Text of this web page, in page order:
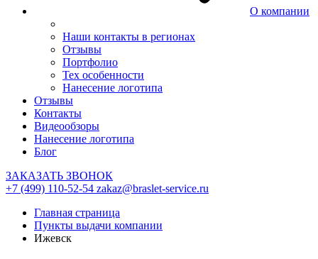
О компании
Наши контакты в регионах
Отзывы
Портфолио
Тех особенности
Нанесение логотипа
Отзывы
Контакты
Видеообзоры
Нанесение логотипа
Блог
ЗАКАЗАТЬ ЗВОНОК
+7 (499) 110-52-54 zakaz@braslet-service.ru
Главная страница
Пункты выдачи компании
Ижевск